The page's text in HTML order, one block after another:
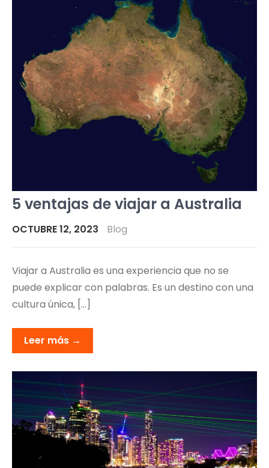
5 ventajas de viajar a Australia
OCTUBRE 12, 2023 Blog
Viajar a Australia es una experiencia que no se
puede explicar con palabras. Es un destino con una
cultura única, […]
Leer más →